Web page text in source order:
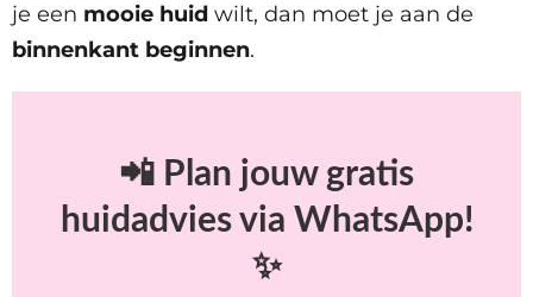
je een mooie huid wilt, dan moet je aan de
binnenkant beginnen.
📲 Plan jouw gratis
huidadvies via WhatsApp!
✨